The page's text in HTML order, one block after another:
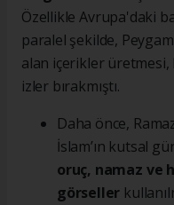
Özellikle Avrupa'daki
paralel şekilde,
alan içerikler üretmesi,
izler bırakmıştı.
Daha önce,
İslam’ın kutsal
oruç, namaz ve
görseller